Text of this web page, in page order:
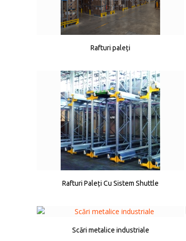
Rafturi paleți
Rafturi Paleți Cu Sistem Shuttle
Scări metalice industriale